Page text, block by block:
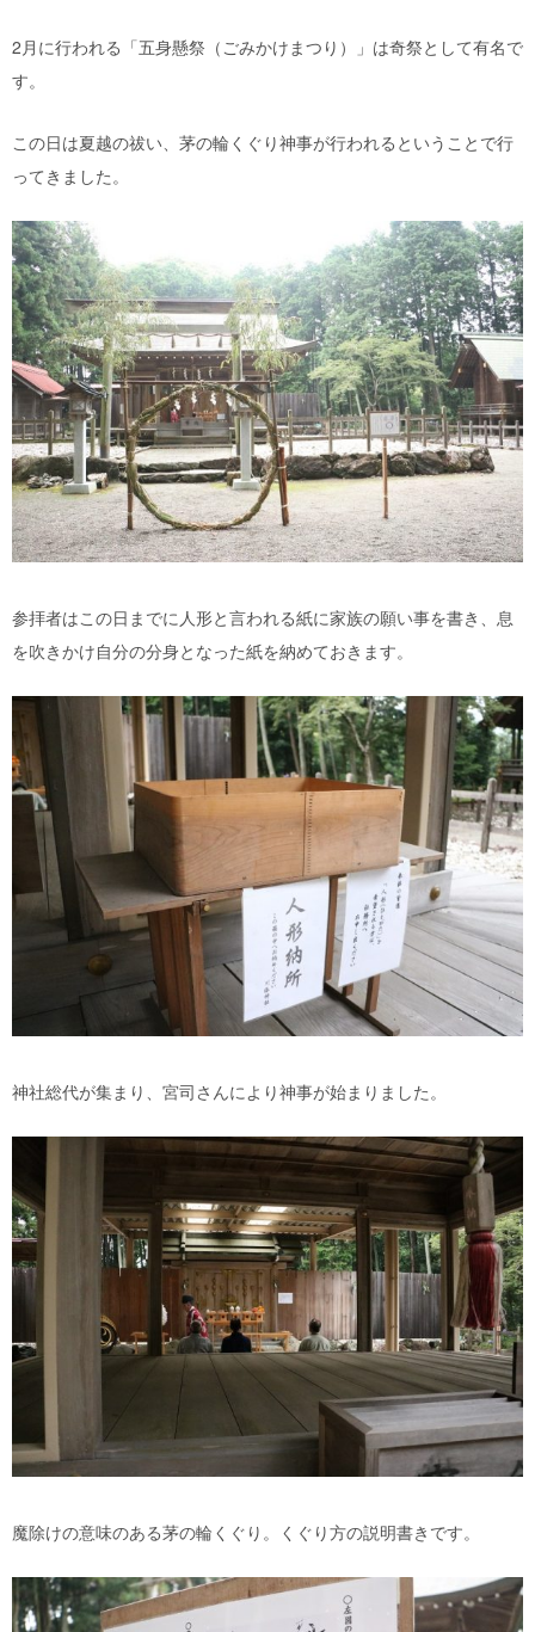
2月に行われる「五身懸祭（ごみかけまつり）」は奇祭として有名で
す。
この日は夏越の祓い、茅の輪くぐり神事が行われるということで行
ってきました。
参拝者はこの日までに人形と言われる紙に家族の願い事を書き、息
を吹きかけ自分の分身となった紙を納めておきます。
神社総代が集まり、宮司さんにより神事が始まりました。
魔除けの意味のある茅の輪くぐり。くぐり方の説明書きです。